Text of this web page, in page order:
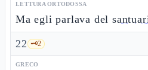
LETTURA ORTODOSSA
Ma egli parlava del
22 🗝️2
GRECO